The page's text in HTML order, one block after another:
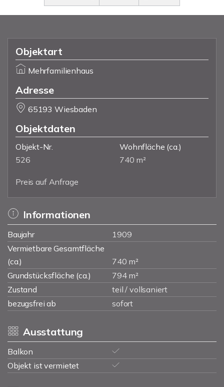
Objektart
Mehrfamilienhaus
Adresse
65193 Wiesbaden
Objektdaten
Objekt-Nr.
526
Wohnfläche (ca.)
740 m²
Preis auf Anfrage
Informationen
Baujahr
1909
Vermietbare Gesamtfläche
(ca.)
740 m²
Grundstücksfläche (ca.)
794 m²
Zustand
teil / vollsaniert
bezugsfrei ab
sofort
Ausstattung
Balkon
Objekt ist vermietet